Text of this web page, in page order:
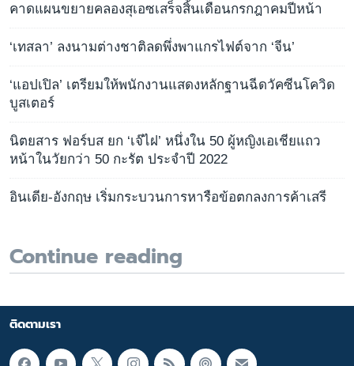
คาดแผนขยายคลองสุเอซเสร็จสิ้นเดือนกรกฎาคมปีหน้า
‘เทสลา’ ลงนามต่างชาติลดพึ่งพาแกรไฟต์จาก ‘จีน’
‘แอปเปิล’ เตรียมให้พนักงานแสดงหลักฐานฉีดวัคซีนโควิด
บูสเตอร์
นิตยสาร ฟอร์บส ยก ‘เจ๊ไฝ’ หนึ่งใน 50 ผู้หญิงเอเชียแถว
หน้าในวัยกว่า 50 กะรัต ประจำปี 2022
อินเดีย-อังกฤษ เริ่มกระบวนการหารือข้อตกลงการค้าเสรี
Continue reading
ติดตามเรา